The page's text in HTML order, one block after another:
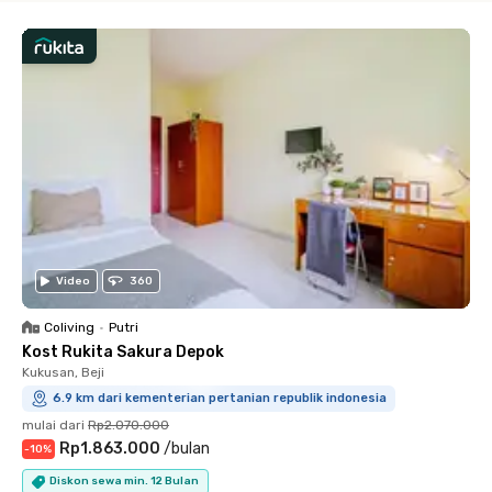
Video 360
Coliving • Putri
Kost Rukita Sakura Depok
Kukusan, Beji
6.9 km dari kementerian pertanian republik indonesia
mulai dari Rp2.070.000
-10% Rp1.863.000 /bulan
Diskon sewa min. 12 Bulan